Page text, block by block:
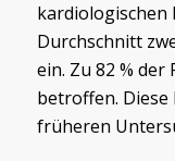
kardiologischen
Durchschnitt
ein. Zu 82 % der
betroffen.
früheren